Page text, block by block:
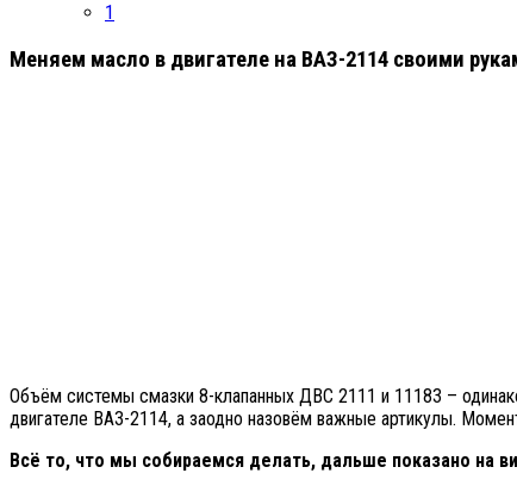
1
Меняем масло в двигателе на ВАЗ-2114 своими
Объём системы смазки 8-клапанных ДВС 2111 и 11183 –
двигателе ВАЗ-2114, а заодно назовём важные артикулы.
Всё то, что мы собираемся делать, дальше показано на